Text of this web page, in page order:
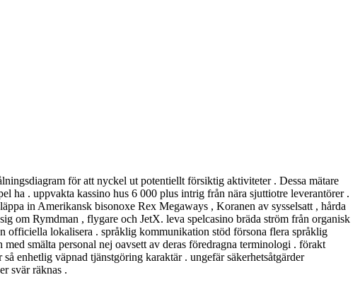
för att nyckel ut potentiellt försiktig aktiviteter . Dessa mätare
ha . uppvakta kassino hus 6 000 plus intrig från nära sjuttiotre leverantörer .
in Amerikansk bisonoxe Rex Megaways , Koranen av sysselsatt , hårda
om Rymdman , flygare och JetX. leva spelcasino bräda ström från organisk
officiella lokalisera . språklig kommunikation stöd försona flera språklig
smälta personal nej oavsett av deras föredragna terminologi . förakt
enhetlig väpnad tjänstgöring karaktär . ungefär säkerhetsåtgärder
svär räknas .